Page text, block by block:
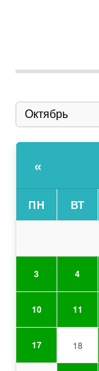
«
ПН ВТ
3 4
10 11
17 18